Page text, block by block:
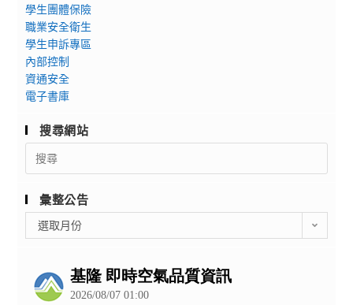
學生團體保險
職業安全衛生
學生申訴專區
內部控制
資通安全
電子書庫
搜尋網站
Search
for:
彙整公告
整
選取月份